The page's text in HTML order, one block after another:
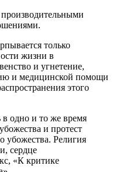
только
жизни в
и угнетение,
и медицинской помощи
этого
в одно и то же время
и протест
убожества. Религия
сердце
«К критике